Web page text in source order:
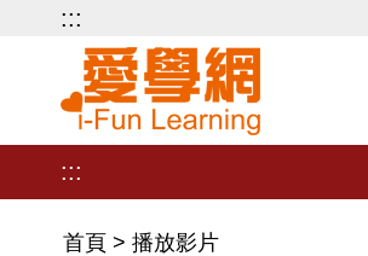
:::
:::
首頁 > 播放影片